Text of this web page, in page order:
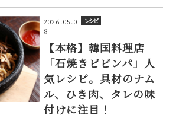
2026.05.0
8
レシピ
【本格】韓国料理店
「石焼きビビンパ」人
気レシピ。具材のナム
ル、ひき肉、タレの味
付けに注目！